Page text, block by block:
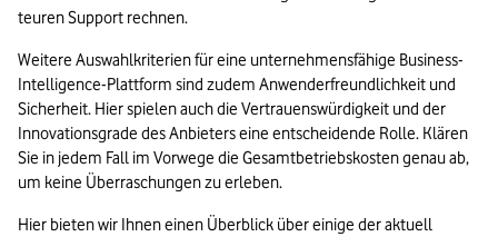
teuren Support rechnen.
Weitere Auswahlkriterien für eine unternehmensfähige Business-
Intelligence-Plattform sind zudem Anwenderfreundlichkeit und
Sicherheit. Hier spielen auch die Vertrauenswürdigkeit und der
Innovationsgrade des Anbieters eine entscheidende Rolle. Klären
Sie in jedem Fall im Vorwege die Gesamtbetriebskosten genau ab,
um keine Überraschungen zu erleben.
Hier bieten wir Ihnen einen Überblick über einige der aktuell